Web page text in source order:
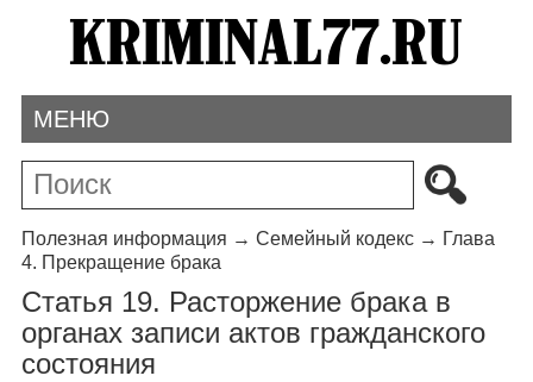
МЕНЮ
Полезная информация → Семейный кодекс→ Глава
4. Прекращение брака
Статья 19. Расторжение брака в
органах записи актов гражданского
состояния